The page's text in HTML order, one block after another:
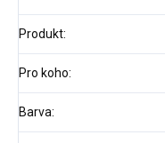
Produkt:
Pro koho:
Barva: